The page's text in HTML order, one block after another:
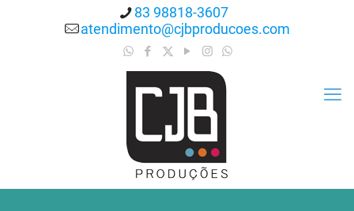
83 98818-3607
atendimento@cjbproducoes.com